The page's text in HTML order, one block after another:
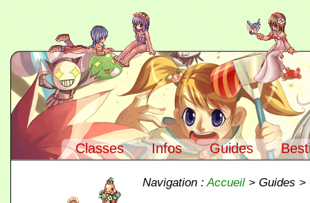
Classes Infos Guides
Navigation :Accueil > Guides >